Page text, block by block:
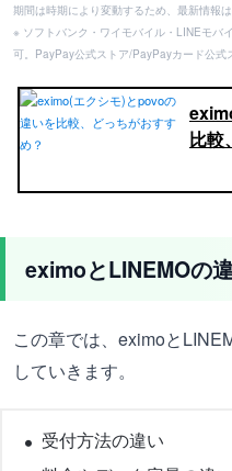
期間は時期により変動するため、最新情報
※ ソフトバンク・ワイモバイル・LINEモバ
可。PayPay公式ストア/PayPayカード公式
比較
eximoとLINEMOの
この章では、eximoと
していきます。
受付方法の違い